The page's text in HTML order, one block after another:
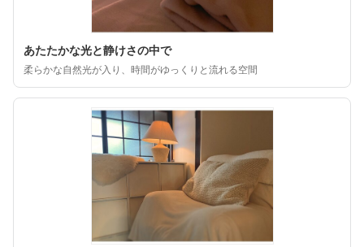
あたたかな光と静けさの中で
柔らかな自然光が入り、時間がゆっくりと流れる空間